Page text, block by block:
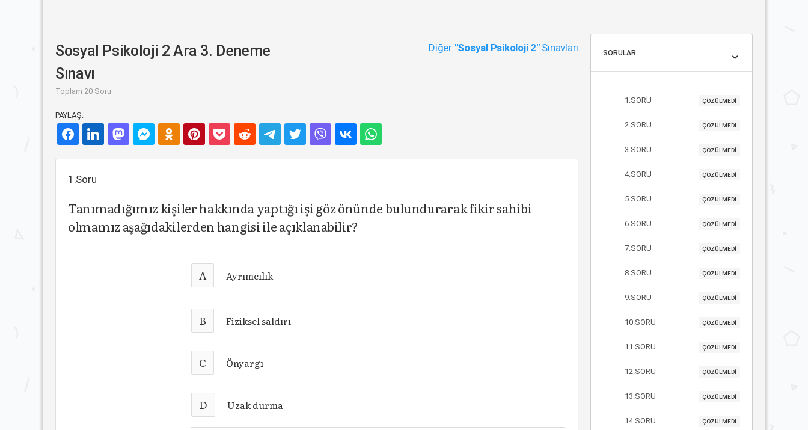
Sosyal Psikoloji 2 Ara 3. Deneme
Sınavı
Toplam 20 Soru
Diğer "Sosyal Psikoloji 2"Sınavları
PAYLAŞ:
1.Soru
Tanımadığımız kişiler hakkında yaptığı işi göz önünde bulundurarak fikir sahibi
olmamız aşağıdakilerden hangisi ile açıklanabilir?
A Ayrımcılık
B Fiziksel saldırı
C Önyargı
D Uzak durma
SORULAR
1.SORU ÇÖZÜLMEDİ
2.SORU ÇÖZÜLMEDİ
3.SORU ÇÖZÜLMEDİ
4.SORU ÇÖZÜLMEDİ
5.SORU ÇÖZÜLMEDİ
6.SORU ÇÖZÜLMEDİ
7.SORU ÇÖZÜLMEDİ
8.SORU ÇÖZÜLMEDİ
9.SORU ÇÖZÜLMEDİ
10.SORU ÇÖZÜLMEDİ
11.SORU ÇÖZÜLMEDİ
12.SORU ÇÖZÜLMEDİ
13.SORU ÇÖZÜLMEDİ
14.SORU ÇÖZÜLMEDİ